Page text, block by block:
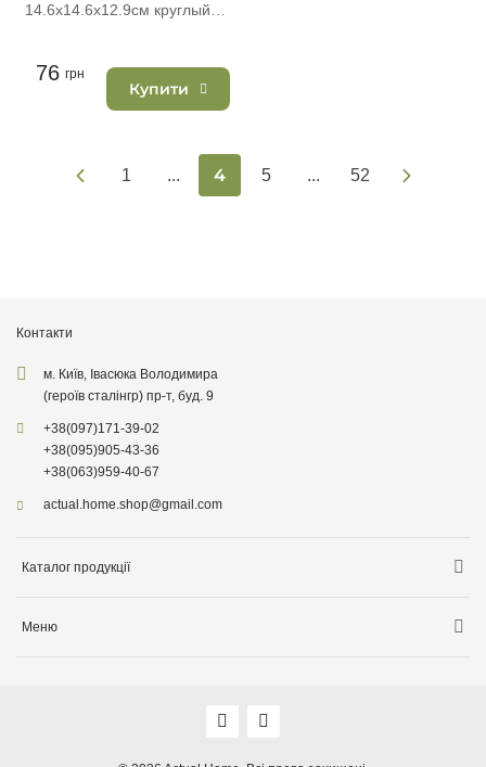
14.6х14.6х12.9см круглый
76 грн
Купити
1 ... 4 5 ... 52
Контакти
м. Київ, Івасюка Володимира
(героїв сталінгр) пр-т, буд. 9
+38(097)171-39-02
+38(095)905-43-36
+38(063)959-40-67
actual.home.shop@gmail.com
Каталог продукції
Меню